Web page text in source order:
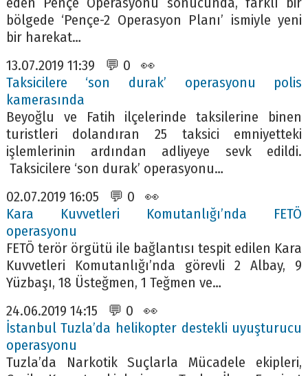
bölgede ‘Pençe-2 Operasyon Planı’ ismiyle yeni
bir harekat…
13.07.2019 11:39 💬 0 👀
Taksicilere ‘son durak’ operasyonu polis
kamerasında
Beyoğlu ve Fatih ilçelerinde taksilerine binen
turistleri dolandıran 25 taksici emniyetteki
işlemlerinin ardından adliyeye sevk edildi.
Taksicilere ‘son durak’ operasyonu…
02.07.2019 16:05 💬 0 👀
Kara Kuvvetleri Komutanlığı’nda FETÖ
operasyonu
FETÖ terör örgütü ile bağlantısı tespit edilen Kara
Kuvvetleri Komutanlığı’nda görevli 2 Albay, 9
Yüzbaşı, 18 Üsteğmen, 1 Teğmen ve…
24.06.2019 14:15 💬 0 👀
İstanbul Tuzla’da helikopter destekli uyuşturucu
operasyonu
Tuzla’da Narkotik Suçlarla Mücadele ekipleri,